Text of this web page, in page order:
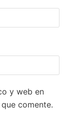
y web en
comente.